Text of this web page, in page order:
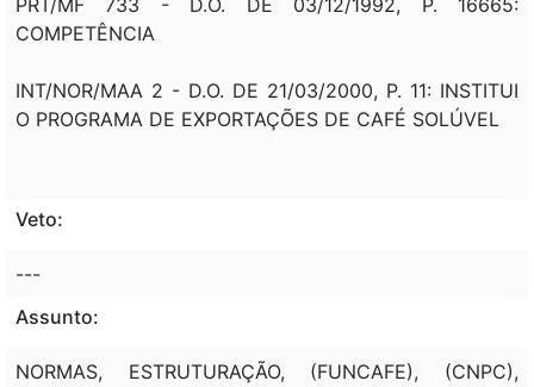
COMPETÊNCIA
INT/NOR/MAA 2 - D.O. DE 21/03/2000, P. 11: INSTITUI
O PROGRAMA DE EXPORTAÇÕES DE CAFÉ SOLÚVEL
Veto:
---
Assunto:
NORMAS, ESTRUTURAÇÃO, (FUNCAFE), (CNPC),